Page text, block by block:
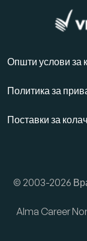
Општи услови за
Политика за
Поставки за
© 2003-2026
Alma Career